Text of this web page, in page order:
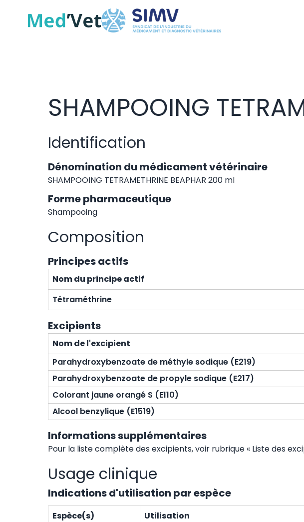
SHAMPOOING
Identification
Dénomination du médicament vétérinaire
SHAMPOOING TETRAMETHRINE BEAPHAR 200 ml
Forme pharmaceutique
Shampooing
Composition
Principes actifs
Nom du principe actif
Tétraméthrine
Excipients
Nom de l'excipient
Parahydroxybenzoate de méthyle sodique (E219)
Parahydroxybenzoate de propyle sodique (E217)
Colorant jaune orangé S (E110)
Alcool benzylique (E1519)
Informations supplémentaires
Pour la liste complète des excipients, voir rubrique « Liste des
Usage clinique
Indications d'utilisation par espèce
Espèce(s)
Utilisation